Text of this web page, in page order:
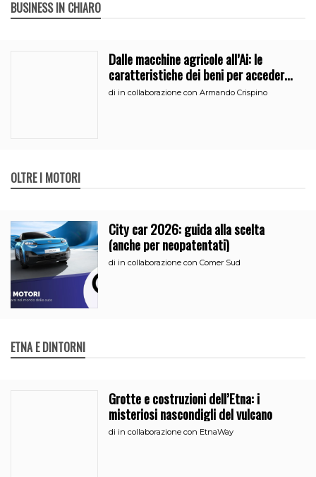
BUSINESS IN CHIARO
Dalle macchine agricole all’Ai: le
caratteristiche dei beni per accedere
all’iperammortamento
di in collaborazione con Armando Crispino
OLTRE I MOTORI
City car 2026: guida alla scelta
(anche per neopatentati)
di in collaborazione con Comer Sud
ETNA E DINTORNI
Grotte e costruzioni dell’Etna: i
misteriosi nascondigli del vulcano
di in collaborazione con EtnaWay